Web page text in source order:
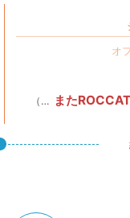
（… また